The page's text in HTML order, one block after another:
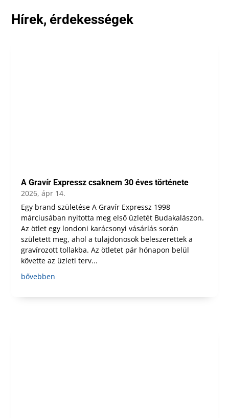
Hírek, érdekességek
A Gravír Expressz csaknem 30 éves története
2026, ápr 14.
Egy brand születése A Gravír Expressz 1998
márciusában nyitotta meg első üzletét Budakalászon.
Az ötlet egy londoni karácsonyi vásárlás során
született meg, ahol a tulajdonosok beleszerettek a
gravírozott tollakba. Az ötletet pár hónapon belül
követte az üzleti terv...
bővebben